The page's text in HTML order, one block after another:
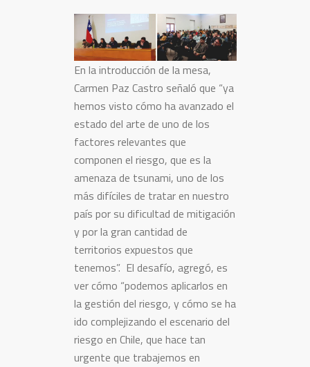
En la introducción de la mesa,
Carmen Paz Castro señaló que “ya
hemos visto cómo ha avanzado el
estado del arte de uno de los
factores relevantes que
componen el riesgo, que es la
amenaza de tsunami, uno de los
más difíciles de tratar en nuestro
país por su dificultad de mitigación
y por la gran cantidad de
territorios expuestos que
tenemos”. El desafío, agregó, es
ver cómo “podemos aplicarlos en
la gestión del riesgo, y cómo se ha
ido complejizando el escenario del
riesgo en Chile, que hace tan
urgente que trabajemos en